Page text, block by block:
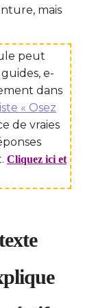
mais
peut
e-
dans
« Osez
de vraies
Cliquez ici et